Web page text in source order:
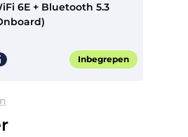
6E + Bluetooth 5.3
Inbegrepen